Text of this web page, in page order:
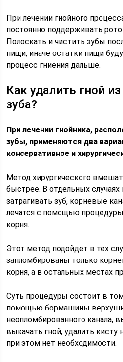
При лечении гнойного
постоянно поддерживать
Полоскать и чистить зубы
пищи, иначе остатки пищи
процесс гниения дальше.
Как удалить гной
зуба?
При лечении гнойника,
зубы, применяются два
консервативное и
Метод хирургического
быстрее. В отдельных
затрагивать зуб, корневые
лечатся с помощью
корня.
Этот метод подойдет в тех
запломбированы только
корня, а в остальных местах
Суть процедуры состоит в
помощью бормашины
неопломбированного канала,
выкачать гной, удалить кисту
при этом нет необходимости.